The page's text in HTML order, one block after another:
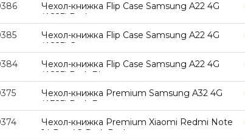
Чехол-книжка Flip Case Samsung A22 4G
(A225) Red
Чехол-книжка Flip Case Samsung A22 4G
(A225) Grey
Чехол-книжка Flip Case Samsung A22 4G
(A225) Dark Blue
Чехол-книжка Premium Samsung A32 4G
(A325) Dark Brown
Чехол-книжка Premium Xiaomi Redmi Note
14 Pro 4G Dark Red